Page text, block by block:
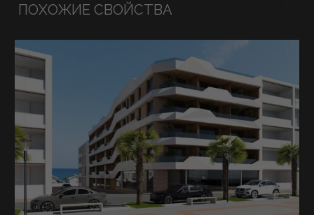
ПОХОЖИЕ СВОЙСТВА